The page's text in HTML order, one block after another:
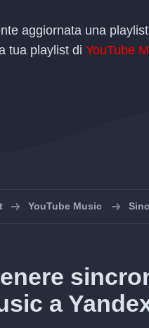
aggiornata una
tua playlist di YouTube
YouTube Music
a